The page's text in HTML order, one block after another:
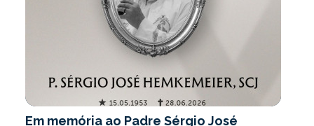
Em memória ao Padre Sérgio José